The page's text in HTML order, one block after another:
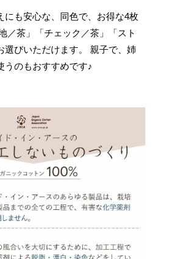
にも安心な、同色で、お得な4枚
／茶」「チェック／茶」「スト
選びいただけます。 親子で、姉
うのもおすすめです♪